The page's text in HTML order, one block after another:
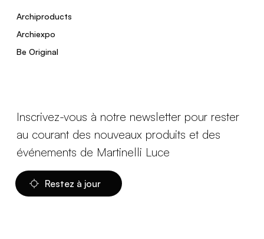
Archiproducts
Archiexpo
Be Original
Inscrivez-vous à notre newsletter pour rester
au courant des nouveaux produits et des
événements de Martinelli Luce
Restez à jour